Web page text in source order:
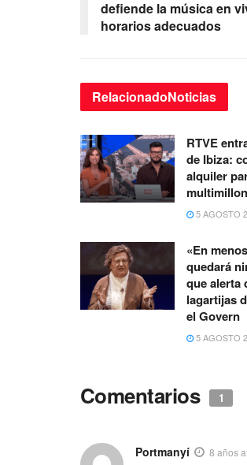
defiende la música en
horarios adecuados
RelacionadoNoticias
RTVE
de Ibiza:
alquiler
5 AGOSTO
«En
quedará
que alerta
lagartijas
el Govern
5 AGOSTO
Comentarios 1
Portmanyí 8 años